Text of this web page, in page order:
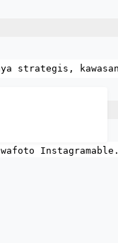
kawasan ini